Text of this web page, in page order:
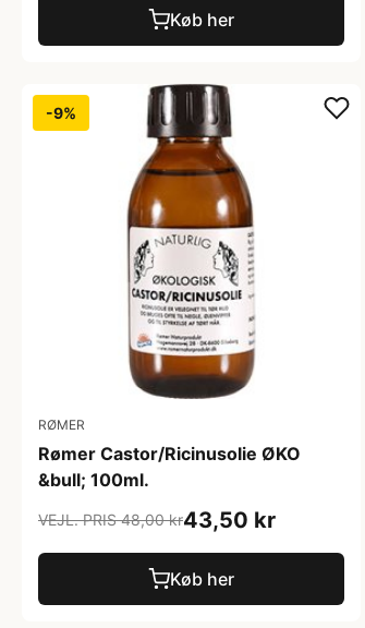
Køb her
-9%
RØMER
Rømer Castor/Ricinusolie ØKO
&bull; 100ml.
VEJL. PRIS 48,00 kr43,50 kr
Køb her